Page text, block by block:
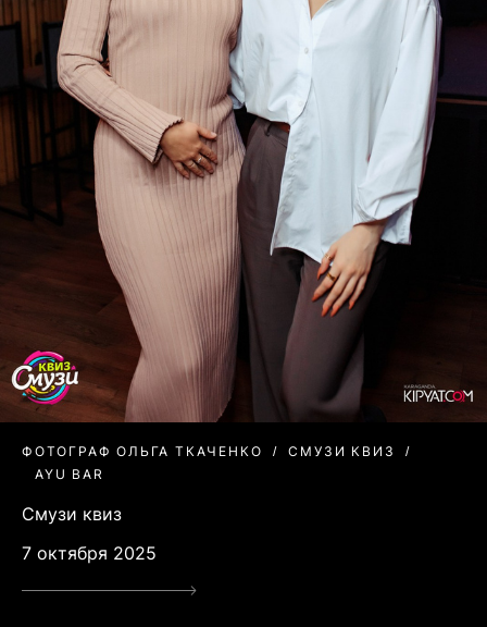
ФОТОГРАФ ОЛЬГА ТКАЧЕНКО
СМУЗИ КВИЗ
AYU BAR
Смузи квиз
7 октября 2025